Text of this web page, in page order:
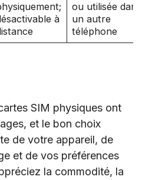
à
ou utilisée dans
un autre
téléphone
SIM physiques ont
et le bon choix
de votre appareil, de
et de vos préférences
la commodité, la